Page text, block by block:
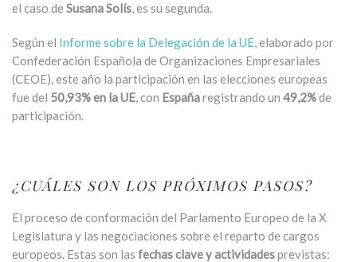
el caso de Susana Solís, es su segunda.
Según el Informe sobre la Delegación de la UE, elaborado por
Confederación Española de Organizaciones Empresariales
(CEOE), este año la participación en las elecciones europeas
fue del 50,93% en la UE, con Españaregistrando un 49,2%de
participación.
¿CUÁLES SON LOS PRÓXIMOS PASOS?
El proceso de conformación del Parlamento Europeo de la X
Legislatura y las negociaciones sobre el reparto de cargos
europeos. Estas son las fechas clave y actividadesprevistas: